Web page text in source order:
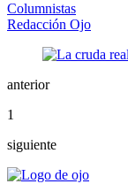
Columnistas
Redacción Ojo
anterior
1
siguiente